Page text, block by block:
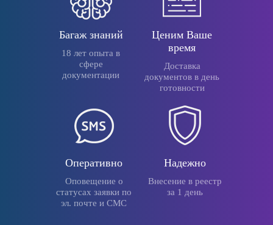
Багаж знаний
18 лет опыта в
сфере
документации
Ценим Ваше
время
Доставка
документов в день
готовности
Оперативно
Оповещение о
статусах заявки по
эл. почте и СМС
Надежно
Внесение в реестр
за 1 день